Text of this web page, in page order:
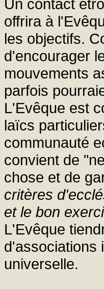
Un contact
offrira à
les objectifs.
d'encourager
mouvements
parfois
L'Evêque est
laïcs
communauté
convient de
chose et de
critères
et le bon
L'Evêque
d'associations
universelle.